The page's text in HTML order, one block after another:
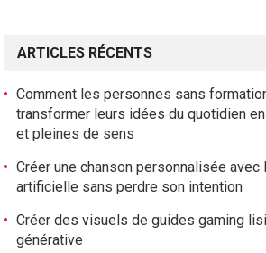
n
e
ARTICLES RÉCENTS
Comment les personnes sans
transformer leurs idées du quotidien
et pleines de sens
Créer une chanson personnalisée avec
artificielle sans perdre son intention
Créer des visuels de guides gaming
générative